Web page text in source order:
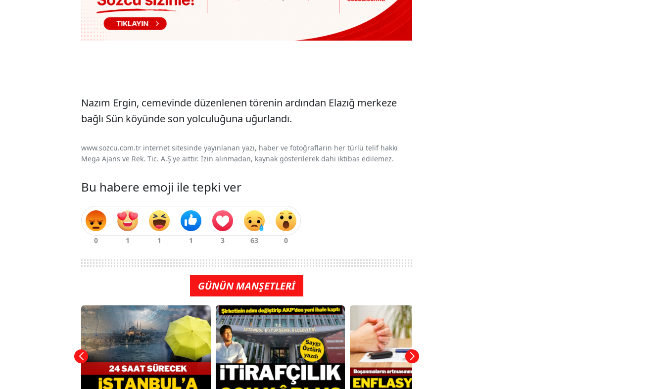
Nazım Ergin, cemevinde düzenlenen törenin ardından Elazığ merkeze
bağlı Sün köyünde son yolculuğuna uğurlandı.
www.sozcu.com.tr internet sitesinde yayınlanan yazı, haber ve fotoğrafların her türlü telif hakkı
Mega Ajans ve Rek. Tic. A.Ş'ye aittir. İzin alınmadan, kaynak gösterilerek dahi iktibas edilemez.
Bu habere emoji ile tepki ver
GÜNÜN MANŞETLERİ